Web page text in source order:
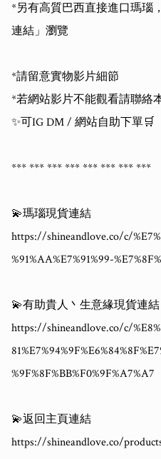
*另有高質巴西直接進口瑪瑙
連結」瀏覽
*請留意實物影片細節
*若網站影片不能觀看請聯絡
✨可IG DM / 網站自助下單🛒
*** *** *** *** *** *** *** ***
💫瑪瑙現貨連結
https://shineandlove.co/c/
%91%AA%E7%91%99-
💫有助貴人丶生意緣現貨連結
https://shineandlove.co/c/
%9F%8F%BB%F0%9F%A7%A7
💫返回主頁連結
https://shineandlove.co/